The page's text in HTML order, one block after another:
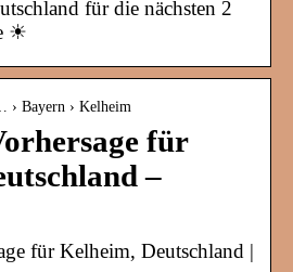
für die nächsten 2
☀
› Bayern › Kelheim
für
–
für Kelheim, Deutschland |